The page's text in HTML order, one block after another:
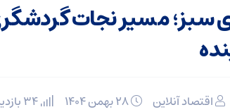
سبز؛ مسیر نجات
اقتصاد آنلاین